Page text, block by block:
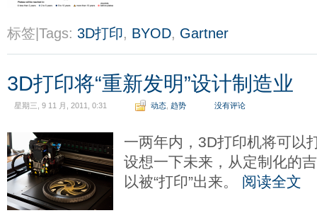
标签|Tags: 3D打印, BYOD, Gartner
3D打印将“重新发明”设计制造业
星期三, 9 11 月, 2011, 0:31 动态 趋势 没有评论
一两年内，3D打印机将可以
设想一下未来，从定制化的
以被“打印”出来。 阅读全文